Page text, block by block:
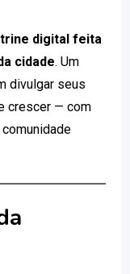
digital feita
cidade. Um
divulgar seus
crescer — com